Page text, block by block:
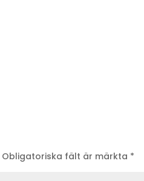
Obligatoriska fält är märkta *